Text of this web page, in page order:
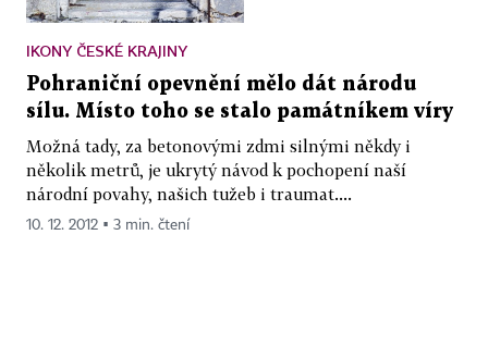
IKONY ČESKÉ KRAJINY
Pohraniční opevnění mělo dát národu
sílu. Místo toho se stalo památníkem víry
Možná tady, za betonovými zdmi silnými někdy i
několik metrů, je ukrytý návod k pochopení naší
národní povahy, našich tužeb i traumat....
10. 12. 2012 ▪ 3 min. čtení